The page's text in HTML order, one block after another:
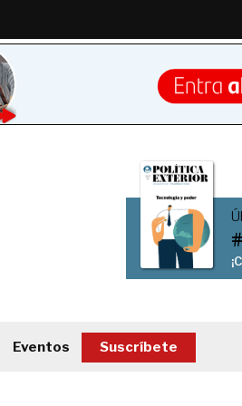
Eventos Suscríbete